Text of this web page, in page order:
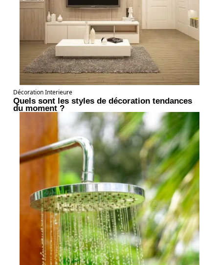
Décoration Interieure
Quels sont les styles de décoration tendances
du moment ?